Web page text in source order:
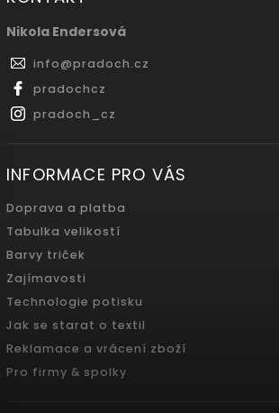
Nikola Endersová
info@pradoch.cz
pradochcz
pradoch_cz
INFORMACE PRO VÁS
Doprava a platba
Tabulka velikostí
Barvy triček
Zajímavosti
Technologie potisku
Jak se starat o textil
Reklamace a vrácení zboží
Pro firmy & spolky